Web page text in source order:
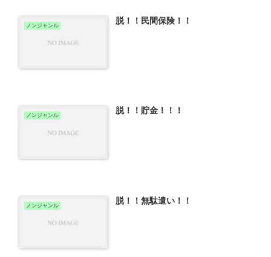
ノンジャンル 脱！！民間保険！！
ノンジャンル 脱！！貯金！！！
ノンジャンル 脱！！無駄遣い！！